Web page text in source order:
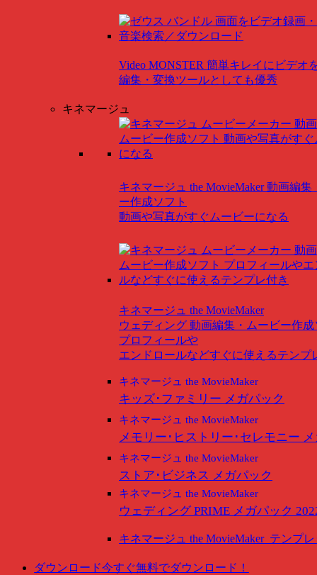
Video MONSTER 簡単キレイにビデオ
編集・変換ツールとしても優秀
キネマージュ
キネマージュ the MovieMaker 動画編集
ー作成ソフト
動画や写真がすぐムービーになる
キネマージュ the MovieMaker
ウェディング 動画編集・ムービー作成
プロフィールや
エンドロールなどすぐに使えるテンプ
キネマージュ the MovieMaker
キッズ･ファミリー メガパック
キネマージュ the MovieMaker
メモリー･ヒストリー･セレモニー
キネマージュ the MovieMaker
ストア･ビジネス メガパック
キネマージュ the MovieMaker
ウェディング PRIME メガパック
キネマージュ the MovieMakerテンプ
ダウンロード今すぐ無料でダウンロード！